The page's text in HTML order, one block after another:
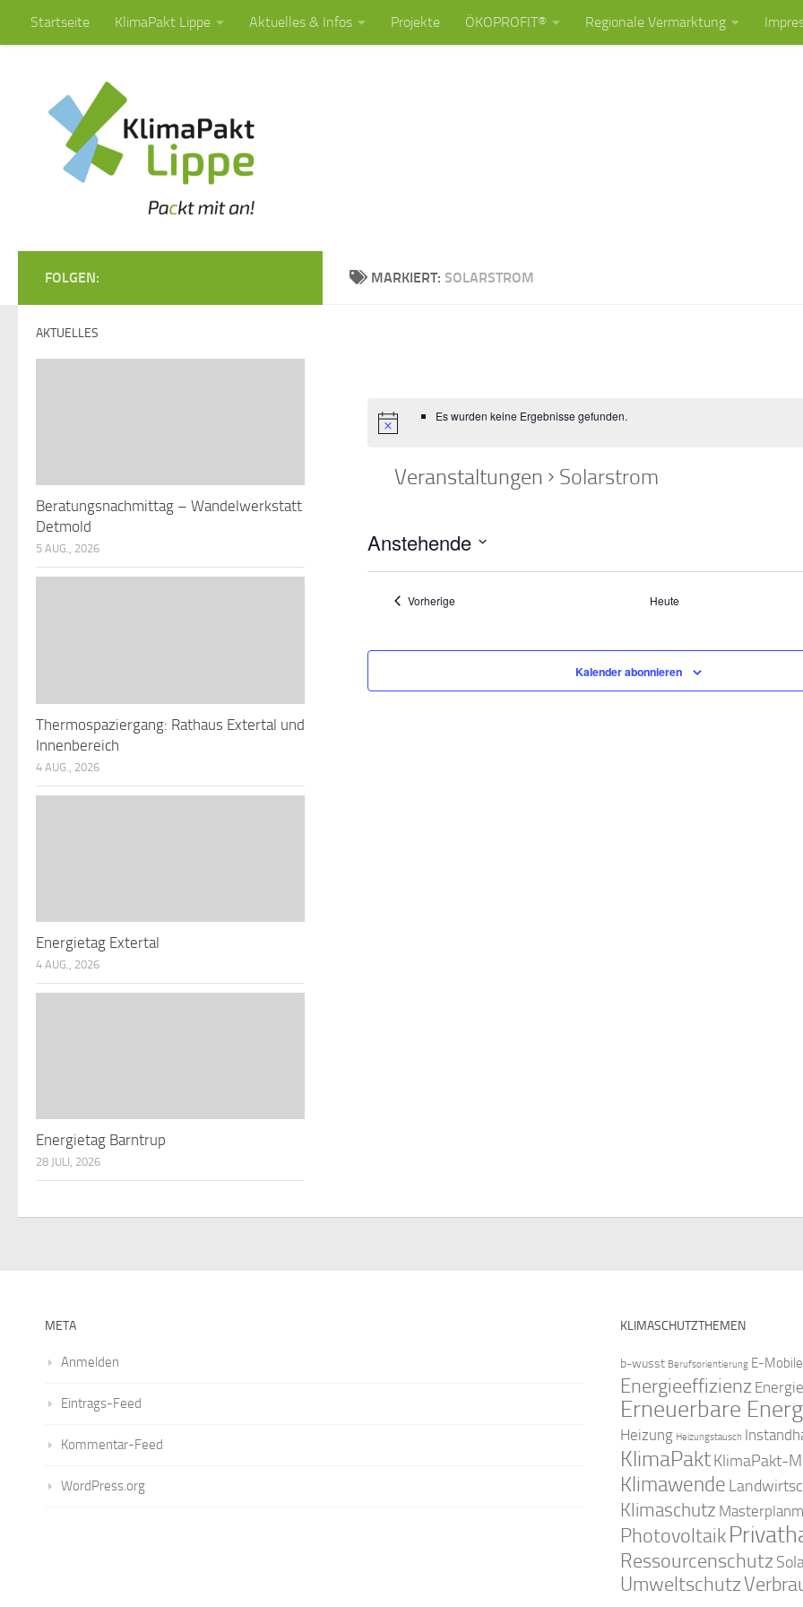
Zum Inhalt springen
Startseite KlimaPakt Lippe Aktuelles & Infos Projekte ÖKOPROFIT® Regionale Vermarktung
MARKIERT: SOLARSTROM
Es wurden keine Ergebnisse gefunden.
Veranstaltungen Solarstrom
Anstehende
Datum
wählen.VorherigeVeranstaltungen Heute
Kalender abonnieren
FOLGEN:
AKTUELLES
Beratungsnachmittag – Wandelwerkstatt
Detmold
5 AUG., 2026
Thermospaziergang: Rathaus Extertal und
Innenbereich
4 AUG., 2026
Energietag Extertal
4 AUG., 2026
Energietag Barntrup
28 JULI, 2026
META
Anmelden
Eintrags-Feed
Kommentar-Feed
WordPress.org
KLIMASCHUTZTHEMEN
b-wusst Berufsorientierung E-Mobile
Energieeffizienz
Erneuerbare
Heizung Heizungstausch
KlimaPaktKlimaPakt-
Klimawende
Klimaschutz
Photovoltaik
Ressourcenschutz
Umweltschutz